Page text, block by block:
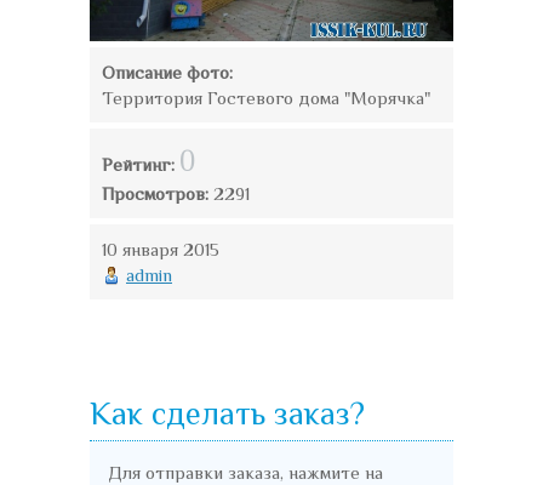
Описание фото:
Территория Гостевого дома "Морячка"
Рейтинг: 0
Просмотров: 2291
10 января 2015
admin
Как сделать заказ?
Для отправки заказа, нажмите на